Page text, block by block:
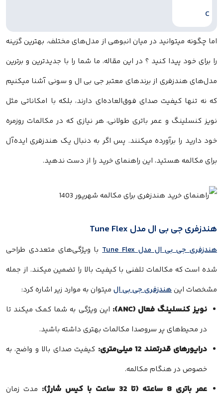
اما چگونه میتوانید در میان انبوهی از مدل‌های مختلف، بهترین گزینه
را برای خود پیدا کنید ؟ در این مقاله، ما شما را با جدیدترین و برترین
مدل‌های هندزفری از برندهای معتبر جی بی ال و سونی آشنا میکنیم
که نه تنها کیفیت صدای فوق‌العاده‌ای دارند، بلکه با امکاناتی مثل
نویز کنسلینگ و عمر باتری طولانی، هر نیازی که در مکالمات روزمره
خود دارید را برآورده میکنند. پس اگر به دنبال یک هندزفری ایده‌آل
برای مکالمه هستید، این راهنمای خرید را از دست ندهید.
هندزفری جی بی ال مدل Tune Flex
هندزفری جی بی ال مدل Tune Flex
با ویژگی‌های متعددی طراحی
شده است که مکالمات تلفنی با کیفیت بالا را تضمین میکند. از جمله
مشخصات اینهندزفری جی بی ال میتوان به موارد زیر اشاره کرد:
نویز کنسلینگ فعال (ANC):
این ویژگی به شما کمک میکند تا
در محیط‌های پر سروصدا مکالمات بهتری داشته باشید.
درایورهای قدرتمند 12 میلی‌متری:
کیفیت صدای بالا و واضح، به
خصوص در هنگام مکالمه.
عمر باتری 8 ساعته (تا 32 ساعت با کیس شارژ): مدت زمان